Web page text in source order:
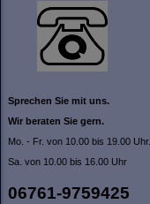
Sprechen Sie mit uns.
Wir beraten Sie gern.
Mo. - Fr. von 10.00 bis 19.00 Uhr.
Sa. von 10.00 bis 16.00 Uhr
06761-9759425